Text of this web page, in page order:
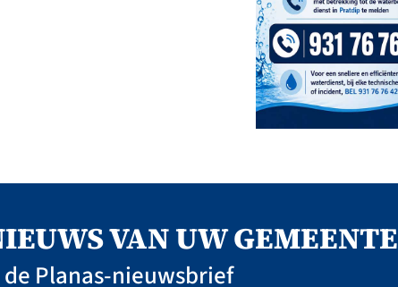
VAN UW GEMEENTE
Planas-nieuwsbrief